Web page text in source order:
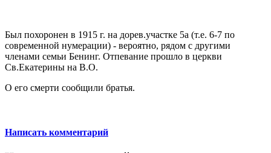
Был похоронен в 1915 г. на дорев.участке 5а (т.е. 6-7 по
современной нумерации) - вероятно, рядом с другими
членами семьи Бенинг. Отпевание прошло в церкви
Св.Екатерины на В.О.
О его смерти сообщили братья.
Написать комментарий